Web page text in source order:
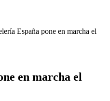
España pone en marcha el
en marcha el